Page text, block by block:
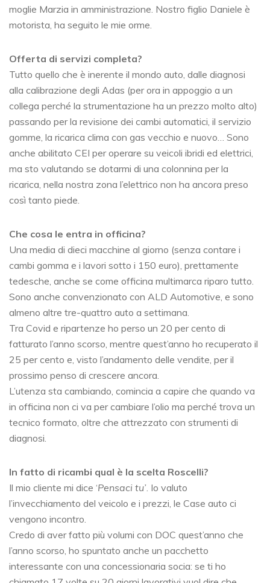
moglie Marzia in amministrazione. Nostro figlio Daniele è
motorista, ha seguito le mie orme.
Offerta di servizi completa?
Tutto quello che è inerente il mondo auto, dalle diagnosi
alla calibrazione degli Adas (per ora in appoggio a un
collega perché la strumentazione ha un prezzo molto alto)
passando per la revisione dei cambi automatici, il servizio
gomme, la ricarica clima con gas vecchio e nuovo… Sono
anche abilitato CEI per operare su veicoli ibridi ed elettrici,
ma sto valutando se dotarmi di una colonnina per la
ricarica, nella nostra zona l’elettrico non ha ancora preso
così tanto piede.
Che cosa le entra in officina?
Una media di dieci macchine al giorno (senza contare i
cambi gomma e i lavori sotto i 150 euro), prettamente
tedesche, anche se come officina multimarca riparo tutto.
Sono anche convenzionato con ALD Automotive, e sono
almeno altre tre-quattro auto a settimana.
Tra Covid e ripartenze ho perso un 20 per cento di
fatturato l’anno scorso, mentre quest’anno ho recuperato il
25 per cento e, visto l’andamento delle vendite, per il
prossimo penso di crescere ancora.
L’utenza sta cambiando, comincia a capire che quando va
in officina non ci va per cambiare l’olio ma perché trova un
tecnico formato, oltre che attrezzato con strumenti di
diagnosi.
In fatto di ricambi qual è la scelta Roscelli?
Il mio cliente mi dice ‘Pensaci tu’. Io valuto
l’invecchiamento del veicolo e i prezzi, le Case auto ci
vengono incontro.
Credo di aver fatto più volumi con DOC quest’anno che
l’anno scorso, ho spuntato anche un pacchetto
interessante con una concessionaria socia: se ti ho